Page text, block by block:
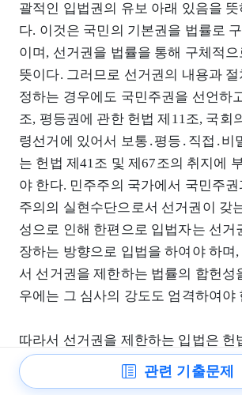
괄적인 입법권의 유보 아래 있음을 뜻
다. 이것은 국민의 기본권을 법률로
이며, 선거권을 법률을 통해 구체적
뜻이다. 그러므로 선거권의 내용과
정하는 경우에도 국민주권을 선언하
조, 평등권에 관한 헌법 제11조, 국회
령선거에 있어서 보통․평등․직접․비
는 헌법 제41조 및 제67조의 취지에
야 한다. 민주주의 국가에서 국민주
주의의 실현수단으로서 선거권이 갖
성으로 인해 한편으로 입법자는 선거
장하는 방향으로 입법을 하여야 하며,
서 선거권을 제한하는 법률의 합헌성
우에는 그 심사의 강도도 엄격하여야
따라서 선거권을 제한하는 입법은 헌
라 곧바로 정당화될 수는 없고, 헌법
규정에 따라 국가안전보장․질서유지
관련 기출문제